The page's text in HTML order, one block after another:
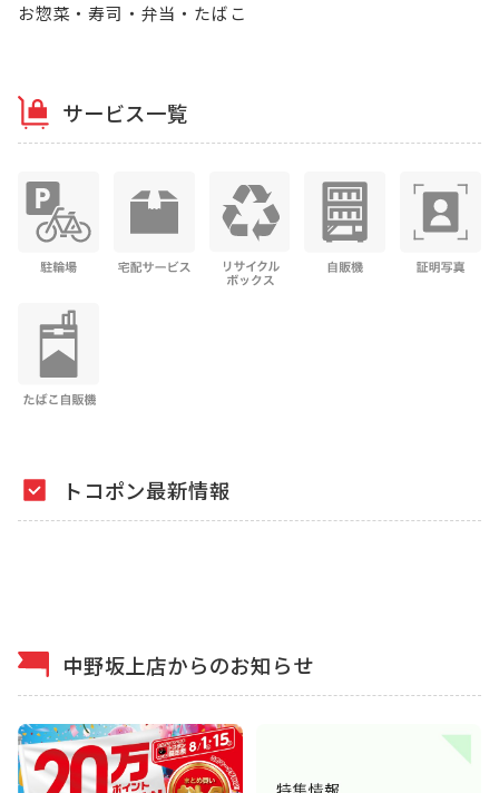
お惣菜・寿司・弁当・たばこ
サービス一覧
トコポン最新情報
中野坂上店からのお知らせ